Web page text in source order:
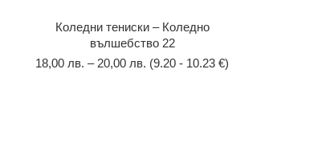
Коледни тениски – Коледно
вълшебство 22
18,00 лв. – 20,00 лв. (9.20 - 10.23 €)